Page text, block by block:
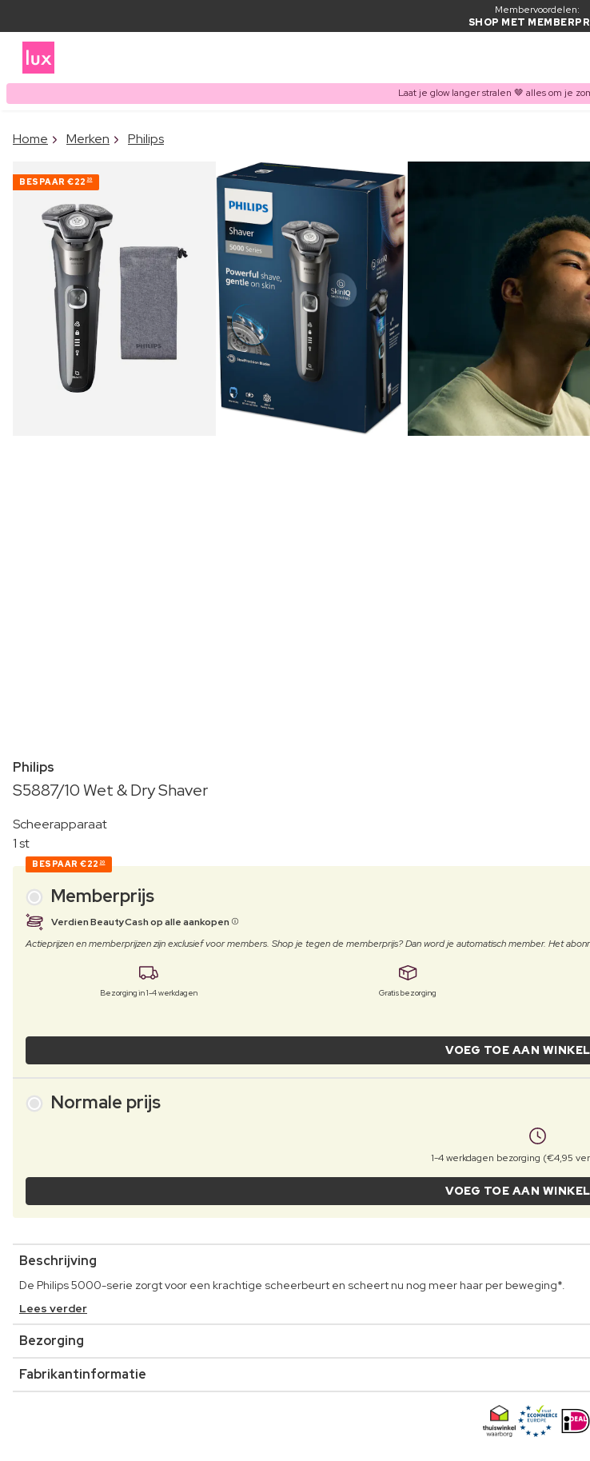
Membervoordelen:
SHOP MET
Laat je glow langer stralen 🤎 alles om je
Home Merken Philips
BESPAAR €22 20
Philips
S5887/10 Wet & Dry Shaver
Scheerapparaat
1 st
BESPAAR €22 20
Memberprijs
Verdien BeautyCash op alle aankopen
Actieprijzen en memberprijzen zijn exclusief voor members. Shop je tegen de memberprijs? Dan word je automatisch member. Het
Bezorging in 1-4 werkdagen Gratis bezorging
VOEG TOE AAN
Normale prijs
1-4 werkdagen bezorging (€4,95
VOEG TOE AAN
Beschrijving
De Philips 5000-serie zorgt voor een krachtige scheerbeurt en scheert nu nog meer haar per beweging*.
Lees verder
Bezorging
Fabrikantinformatie